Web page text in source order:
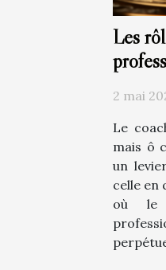
Les
2 mai
Le
mais ô
un
celle en
où le